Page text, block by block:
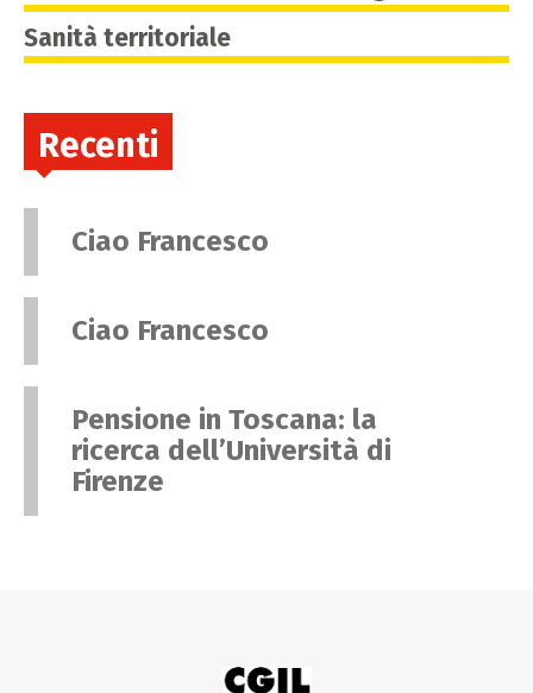
Sanità territoriale
Recenti
Ciao Francesco
Ciao Francesco
Pensione in Toscana: la
ricerca dell’Università di
Firenze